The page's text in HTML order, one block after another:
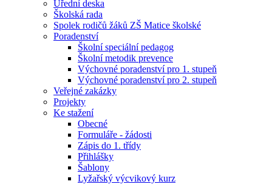
Úřední deska
Školská rada
Spolek rodičů žáků ZŠ Matice školské
Poradenství
Školní speciální pedagog
Školní metodik prevence
Výchovné poradenství pro 1. stupeň
Výchovné poradenství pro 2. stupeň
Veřejné zakázky
Projekty
Ke stažení
Obecné
Formuláře - žádosti
Zápis do 1. třídy
Přihlášky
Šablony
Lyžařský výcvikový kurz